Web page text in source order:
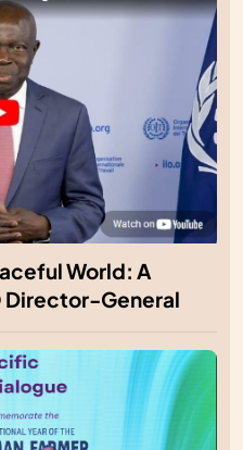
World: A
Director-General